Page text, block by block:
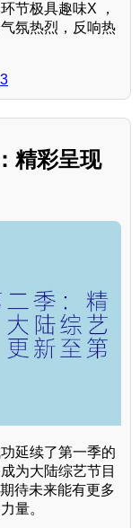
节极具趣味X ，
氛热烈，反响热
精彩呈现
延续了第一季的
为大陆综艺节目
待未来能有更多
量。